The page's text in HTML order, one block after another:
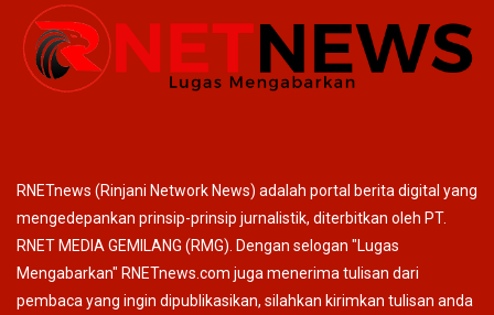
RNETnews (Rinjani Network News) adalah portal berita digital yang
mengedepankan prinsip-prinsip jurnalistik, diterbitkan oleh PT.
RNET MEDIA GEMILANG (RMG). Dengan selogan "Lugas
Mengabarkan" RNETnews.com juga menerima tulisan dari
pembaca yang ingin dipublikasikan, silahkan kirimkan tulisan anda